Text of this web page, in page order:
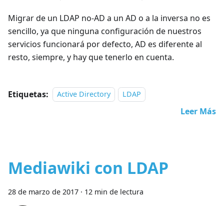
Migrar de un LDAP no-AD a un AD o a la inversa no es
sencillo, ya que ninguna configuración de nuestros
servicios funcionará por defecto, AD es diferente al
resto, siempre, y hay que tenerlo en cuenta.
Etiquetas: Active Directory LDAP
Leer Más
Mediawiki con LDAP
28 de marzo de 2017 · 12 min de lectura